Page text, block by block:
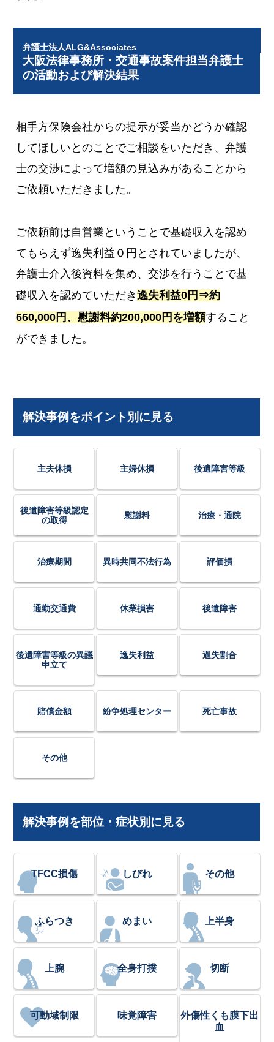
弁護士法人ALG&Associates
大阪法律事務所・交通事故案件担当弁護士
の活動および解決結果
相手方保険会社からの提示が妥当かどうか確認
してほしいとのことでご相談をいただき、弁護
士の交渉によって増額の見込みがあることから
ご依頼いただきました。
ご依頼前は自営業ということで基礎収入を認め
てもらえず逸失利益０円とされていましたが、
弁護士介入後資料を集め、交渉を行うことで基
礎収入を認めていただき逸失利益0円⇒約
660,000円、慰謝料約200,000円を増額すること
ができました。
解決事例をポイント別に見る
主夫休損 主婦休損 後遺障害等級
後遺障害等級認定
の取得
慰謝料 治療・通院
治療期間 異時共同不法行為 評価損
通勤交通費 休業損害 後遺障害
後遺障害等級の異議
申立て
逸失利益 過失割合
賠償金額 紛争処理センター 死亡事故
その他
解決事例を部位・症状別に見る
TFCC損傷 しびれ その他
ふらつき めまい 上半身
上腕 全身打撲 切断
可動域制限 味覚障害
外傷性くも膜下出
血